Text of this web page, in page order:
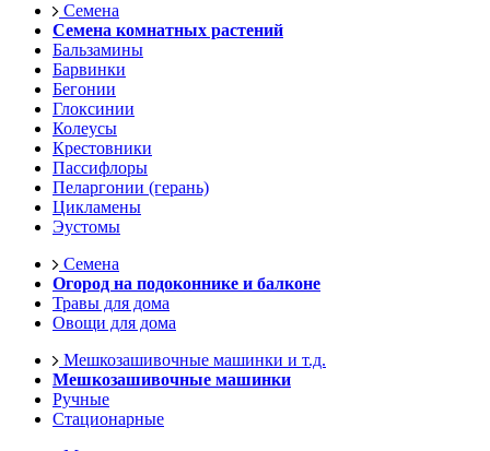
Семена
Семена комнатных растений
Бальзамины
Барвинки
Бегонии
Глоксинии
Колеусы
Крестовники
Пассифлоры
Пеларгонии (герань)
Цикламены
Эустомы
Семена
Огород на подоконнике и балконе
Травы для дома
Овощи для дома
Мешкозашивочные машинки и т.д.
Мешкозашивочные машинки
Ручные
Стационарные